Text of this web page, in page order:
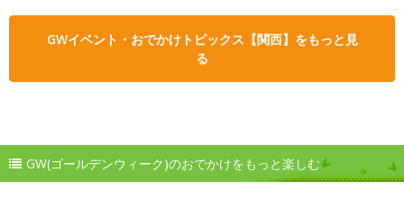
GWイベント・おでかけトピックス【関西】をもっと見
る
GW(ゴールデンウィーク)のおでかけをもっと楽しむ